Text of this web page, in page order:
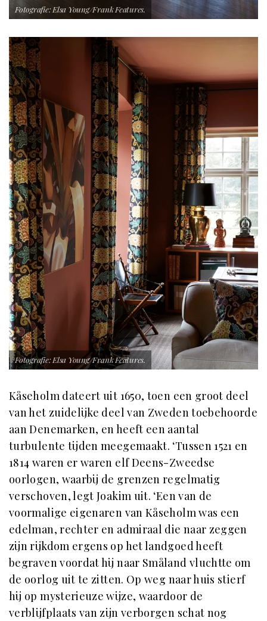
Fotografie: Elsa Young/Frank Features.
Fotografie: Elsa Young/Frank Features.
Kåseholm dateert uit 1650, toen een groot deel
van het zuidelijke deel van Zweden toebehoorde
aan Denemarken, en heeft een aantal
turbulente tijden meegemaakt. ‘Tussen 1521 en
1814 waren er waren elf Deens-Zweedse
oorlogen, waarbij de grenzen regelmatig
verschoven, legt Joakim uit. ‘Een van de
voormalige eigenaren van Kåseholm was een
edelman, rechter en admiraal die naar zeggen
zijn rijkdom ergens op het landgoed heeft
begraven voordat hij naar Småland vluchtte om
de oorlog uit te zitten. Op weg naar huis stierf
hij op mysterieuze wijze, waardoor de
verblijfplaats van zijn verborgen schat nog